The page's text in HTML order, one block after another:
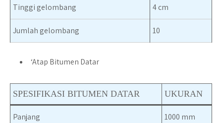
Tinggi gelombang 4 cm
Jumlah gelombang 10
‘Atap Bitumen Datar
SPESIFIKASI BITUMEN DATAR UKURAN
Panjang 1000 mm